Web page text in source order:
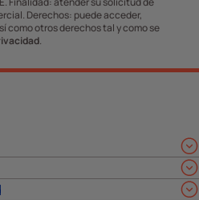
Derechos: puede acceder,
como otros derechos tal y como se
.